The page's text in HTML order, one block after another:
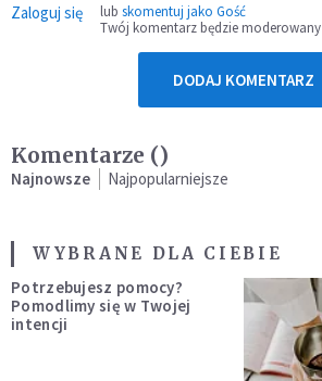
Zaloguj się lub skomentuj jako Gość
Twój komentarz będzie moderowany
DODAJ KOMENTARZ
Komentarze ()
Najnowsze Najpopularniejsze
WYBRANE DLA CIEBIE
Potrzebujesz pomocy?
Pomodlimy się w Twojej
intencji